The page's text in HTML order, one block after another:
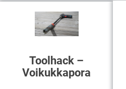
Toolhack –
Voikukkapora